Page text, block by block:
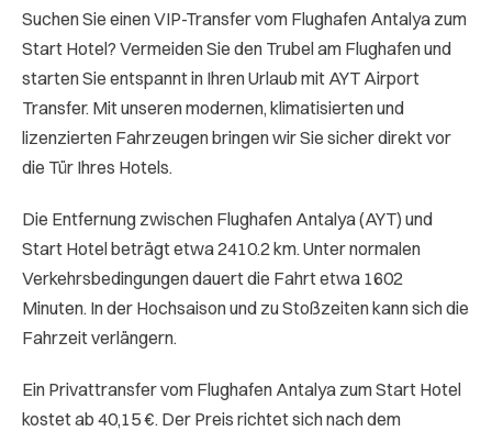
Suchen Sie einen VIP-Transfer vom Flughafen Antalya zum
Start Hotel? Vermeiden Sie den Trubel am Flughafen und
starten Sie entspannt in Ihren Urlaub mit AYT Airport
Transfer. Mit unseren modernen, klimatisierten und
lizenzierten Fahrzeugen bringen wir Sie sicher direkt vor
die Tür Ihres Hotels.
Die Entfernung zwischen Flughafen Antalya (AYT) und
Start Hotel beträgt etwa 2410.2 km. Unter normalen
Verkehrsbedingungen dauert die Fahrt etwa 1602
Minuten. In der Hochsaison und zu Stoßzeiten kann sich die
Fahrzeit verlängern.
Ein Privattransfer vom Flughafen Antalya zum Start Hotel
kostet ab 40,15 €. Der Preis richtet sich nach dem